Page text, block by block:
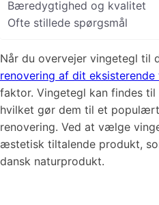
Bæredygtighed og kvalitet
Ofte stillede spørgsmål
Når du overvejer vingetegl til
renovering af dit eksisterende
faktor. Vingetegl kan findes
hvilket gør dem til et
renovering. Ved at vælge
æstetisk tiltalende produkt,
dansk naturprodukt.